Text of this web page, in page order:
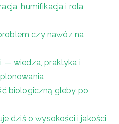
humifikacja i rola
czy nawóz na
— wiedza, praktyka i
biologiczną gleby po
dziś o wysokości i jakości